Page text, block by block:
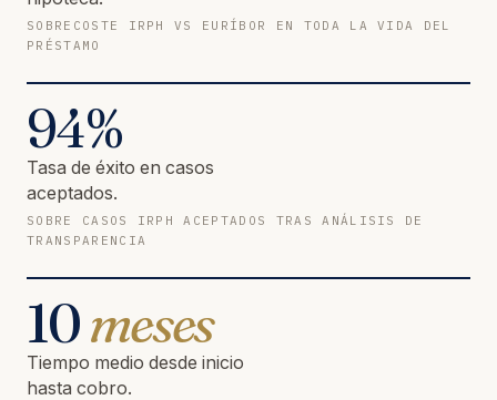
SOBRECOSTE IRPH VS EURÍBOR EN TODA LA VIDA DEL
PRÉSTAMO
94%
Tasa de éxito en casos
aceptados.
SOBRE CASOS IRPH ACEPTADOS TRAS ANÁLISIS DE
TRANSPARENCIA
10meses
Tiempo medio desde inicio
hasta cobro.